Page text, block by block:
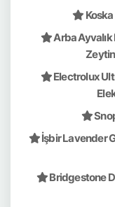
Arba Ayvalık
Electrolux
İşbir Lavender
Bridgestone